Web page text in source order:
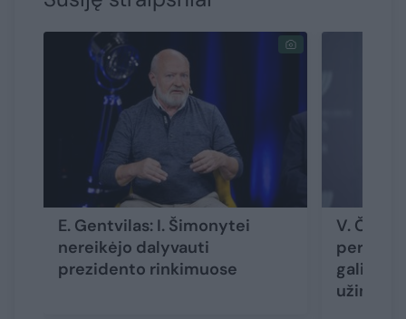
E. Gentvilas: I. Šimonytei
nereikėjo dalyvauti
prezidento rinkimuose
V.
užimti